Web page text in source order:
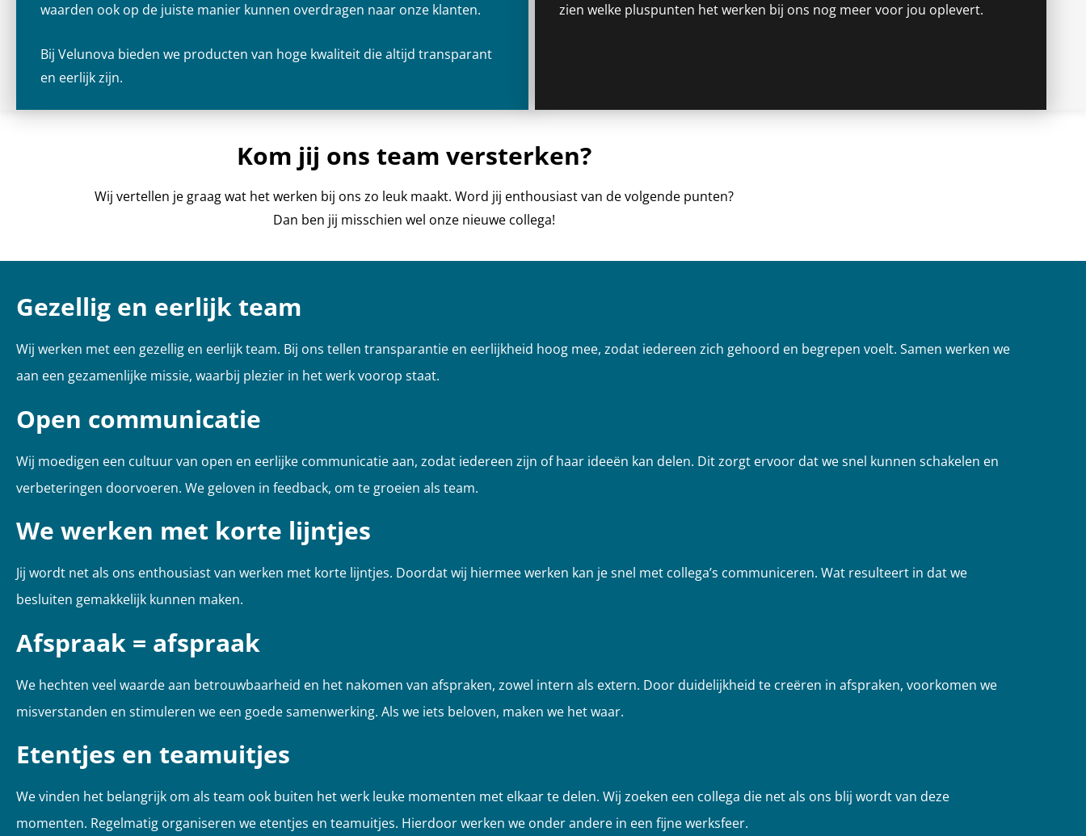
waarden ook op de juiste manier kunnen overdragen naar onze klanten.
Bij Velunova bieden we producten van hoge kwaliteit die altijd transparant
en eerlijk zijn.
zien welke pluspunten het werken bij ons nog meer voor jou oplevert.
Kom jij ons team versterken?
Wij vertellen je graag wat het werken bij ons zo leuk maakt. Word jij enthousiast van de volgende punten?
Dan ben jij misschien wel onze nieuwe collega!
Gezellig en eerlijk team
Wij werken met een gezellig en eerlijk team. Bij ons tellen transparantie en eerlijkheid hoog mee, zodat iedereen zich gehoord en begrepen voelt. Samen werken we
aan een gezamenlijke missie, waarbij plezier in het werk voorop staat.
Open communicatie
Wij moedigen een cultuur van open en eerlijke communicatie aan, zodat iedereen zijn of haar ideeën kan delen. Dit zorgt ervoor dat we snel kunnen schakelen en
verbeteringen doorvoeren. We geloven in feedback, om te groeien als team.
We werken met korte lijntjes
Jij wordt net als ons enthousiast van werken met korte lijntjes. Doordat wij hiermee werken kan je snel met collega’s communiceren. Wat resulteert in dat we
besluiten gemakkelijk kunnen maken.
Afspraak = afspraak
We hechten veel waarde aan betrouwbaarheid en het nakomen van afspraken, zowel intern als extern. Door duidelijkheid te creëren in afspraken, voorkomen we
misverstanden en stimuleren we een goede samenwerking. Als we iets beloven, maken we het waar.
Etentjes en teamuitjes
We vinden het belangrijk om als team ook buiten het werk leuke momenten met elkaar te delen. Wij zoeken een collega die net als ons blij wordt van deze
momenten. Regelmatig organiseren we etentjes en teamuitjes. Hierdoor werken we onder andere in een fijne werksfeer.